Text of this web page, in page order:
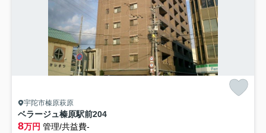
宇陀市榛原萩原
ベラージュ榛原駅前204
8万円 管理/共益費-